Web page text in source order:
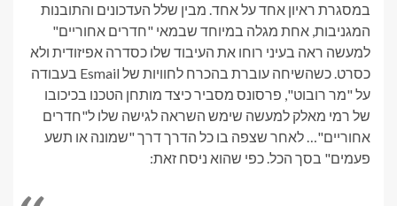
במסגרת ראיון אחד על אחד. מבין שלל העדכונים והתובנות
המגניבות, אחת מגלה במיוחד שבמאי "חדרים אחוריים"
למעשה ראה בעיני רוחו את העיבוד שלו כסדרה אפיזודית ולא
כסרט. כשהשיחה עוברת בהכרח לחוויות של Esmail בעבודה
על "מר רובוט", פרסונס מסביר כיצד מותחן הטכנו בכיכובו
של רמי מאלק למעשה שימש השראה לגישה שלו ל"חדרים
אחוריים"… לאחר שצפה בו כל הדרך דרך "שמונה או תשע
פעמים" בסך הכל. כפי שהוא ניסח זאת: